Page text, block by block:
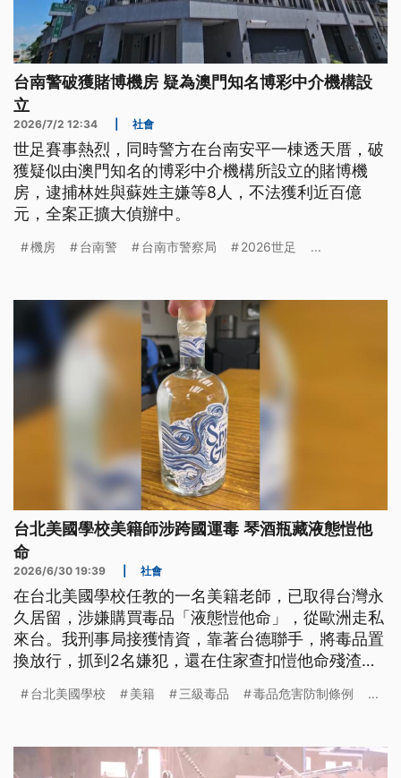
台南警破獲賭博機房 疑為澳門知名博彩中介機構設
立
2026/7/2 12:34 社會
世足賽事熱烈，同時警方在台南安平一棟透天厝，破
獲疑似由澳門知名的博彩中介機構所設立的賭博機
房，逮捕林姓與蘇姓主嫌等8人，不法獲利近百億
元，全案正擴大偵辦中。
機房 台南警 台南市警察局 2026世足 ...
台北美國學校美籍師涉跨國運毒 琴酒瓶藏液態愷他
命
2026/6/30 19:39 社會
在台北美國學校任教的一名美籍老師，已取得台灣永
久居留，涉嫌購買毒品「液態愷他命」，從歐洲走私
來台。我刑事局接獲情資，靠著台德聯手，將毒品置
換放行，抓到2名嫌犯，還在住家查扣愷他命殘渣
方起訴。
台北美國學校 美籍 三級毒品 毒品危害防制條例 ...